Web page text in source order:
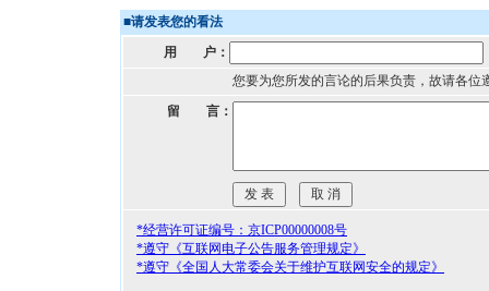
■请发表您的看法
用 户：
您要为您所发的言论的后果负责，故请各位
留 言：
*经营许可证编号：京ICP00000008号
*遵守《互联网电子公告服务管理规定》
*遵守《全国人大常委会关于维护互联网安全的规定》